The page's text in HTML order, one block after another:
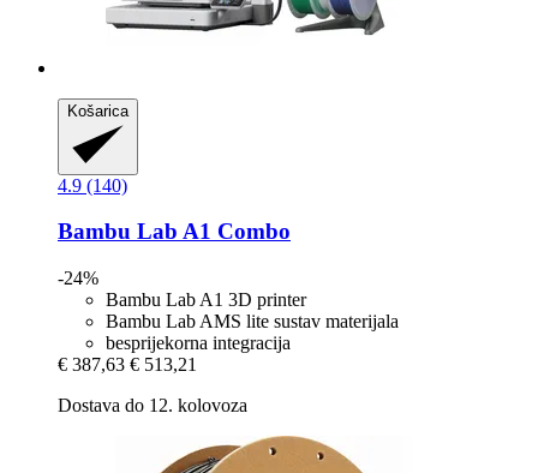
Košarica
4.9 (140)
Bambu Lab A1 Combo
-24%
Bambu Lab A1 3D printer
Bambu Lab AMS lite sustav materijala
besprijekorna integracija
€ 387,63 € 513,21
Dostava do 12. kolovoza